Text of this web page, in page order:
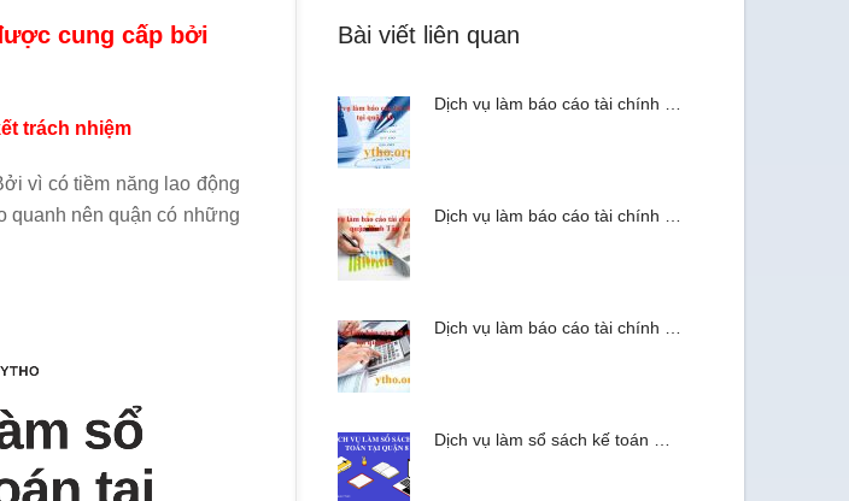
cung cấp bởi
trách nhiệm
vì có tiềm năng lao động
quanh nên quận có những
Bài viết liên quan
Dịch vụ làm báo cáo tài chính …
Dịch vụ làm báo cáo tài chính …
Dịch vụ làm báo cáo tài chính …
Dịch vụ làm sổ sách kế toán …